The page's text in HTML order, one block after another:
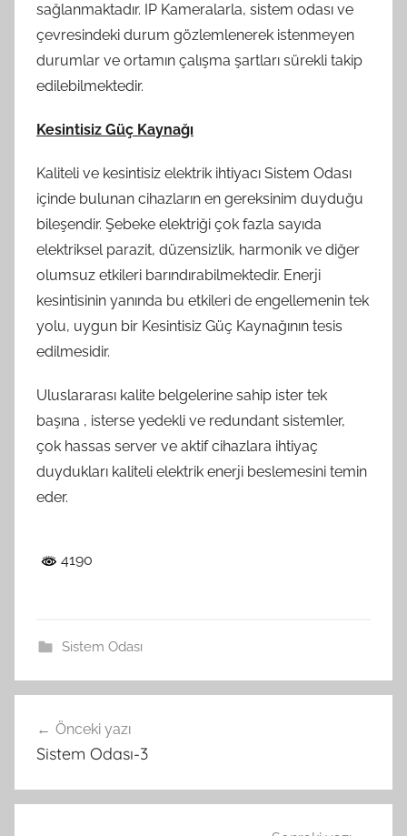
sağlanmaktadır. IP Kameralarla, sistem odası ve
çevresindeki durum gözlemlenerek istenmeyen
durumlar ve ortamın çalışma şartları sürekli takip
edilebilmektedir.
Kesintisiz Güç Kaynağı
Kaliteli ve kesintisiz elektrik ihtiyacı Sistem Odası
içinde bulunan cihazların en gereksinim duyduğu
bileşendir. Şebeke elektriği çok fazla sayıda
elektriksel parazit, düzensizlik, harmonik ve diğer
olumsuz etkileri barındırabilmektedir. Enerji
kesintisinin yanında bu etkileri de engellemenin tek
yolu, uygun bir Kesintisiz Güç Kaynağının tesis
edilmesidir.
Uluslararası kalite belgelerine sahip ister tek
başına , isterse yedekli ve redundant sistemler,
çok hassas server ve aktif cihazlara ihtiyaç
duydukları kaliteli elektrik enerji beslemesini temin
eder.
4190
Sistem Odası
gezinmesi
Önceki yazı
Sistem Odası-3